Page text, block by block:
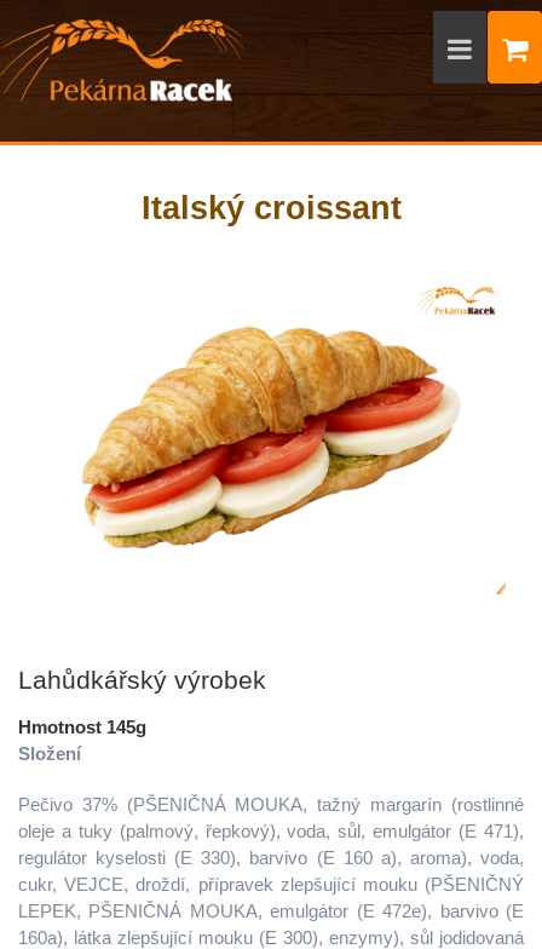
Italský croissant
Lahůdkářský výrobek
Hmotnost 145g
Složení
Pečivo 37% (PŠENIČNÁ MOUKA, tažný margarín (rostlinné
oleje a tuky (palmový, řepkový), voda, sůl, emulgátor (E 471),
regulátor kyselosti (E 330), barvivo (E 160 a), aroma), voda,
cukr, VEJCE, droždí, přípravek zlepšující mouku (PŠENIČNÝ
LEPEK, PŠENIČNÁ MOUKA, emulgátor (E 472e), barvivo (E
160a), látka zlepšující mouku (E 300), enzymy), sůl jodidovaná